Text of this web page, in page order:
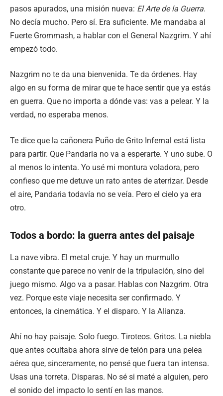
pasos apurados, una misión nueva: El Arte de la Guerra.
No decía mucho. Pero sí. Era suficiente. Me mandaba al
Fuerte Grommash, a hablar con el General Nazgrim. Y ahí
empezó todo.
Nazgrim no te da una bienvenida. Te da órdenes. Hay
algo en su forma de mirar que te hace sentir que ya estás
en guerra. Que no importa a dónde vas: vas a pelear. Y la
verdad, no esperaba menos.
Te dice que la cañonera Puño de Grito Infernal está lista
para partir. Que Pandaria no va a esperarte. Y uno sube. O
al menos lo intenta. Yo usé mi montura voladora, pero
confieso que me detuve un rato antes de aterrizar. Desde
el aire, Pandaria todavía no se veía. Pero el cielo ya era
otro.
Todos a bordo: la guerra antes del paisaje
La nave vibra. El metal cruje. Y hay un murmullo
constante que parece no venir de la tripulación, sino del
juego mismo. Algo va a pasar. Hablas con Nazgrim. Otra
vez. Porque este viaje necesita ser confirmado. Y
entonces, la cinemática. Y el disparo. Y la Alianza.
Ahí no hay paisaje. Solo fuego. Tiroteos. Gritos. La niebla
que antes ocultaba ahora sirve de telón para una pelea
aérea que, sinceramente, no pensé que fuera tan intensa.
Usas una torreta. Disparas. No sé si maté a alguien, pero
el sonido del impacto lo sentí en las manos.